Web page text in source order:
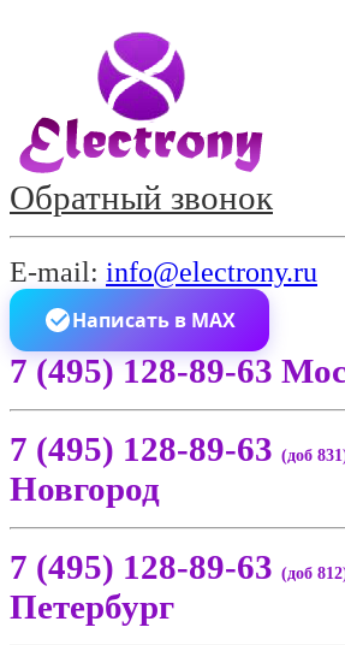
Обратный звонок
E-mail: info@electrony.ru
Написать в MAX
7 (495) 128-89-63
7 (495) 128-89-63 (доб
Новгород
7 (495) 128-89-63 (доб
Петербург